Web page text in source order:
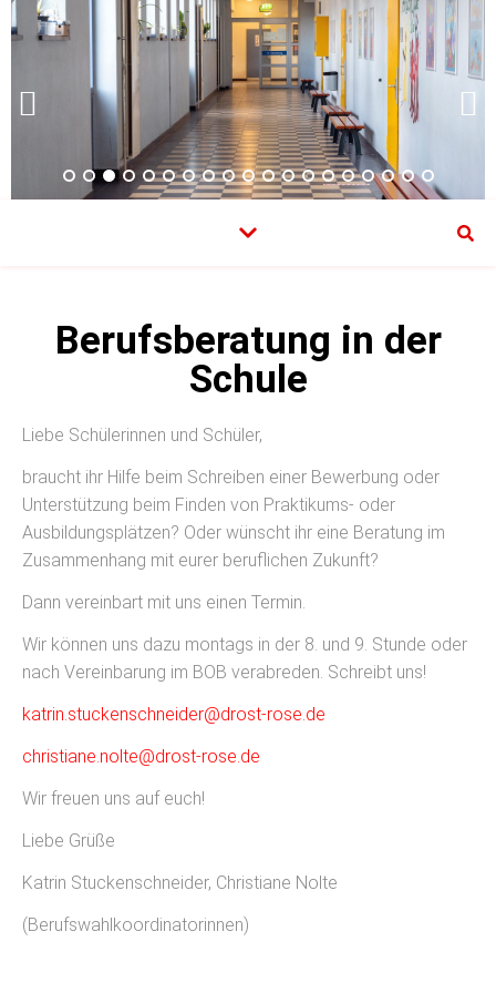
Berufsberatung in der
Schule
Liebe Schülerinnen und Schüler,
braucht ihr Hilfe beim Schreiben einer Bewerbung oder
Unterstützung beim Finden von Praktikums- oder
Ausbildungsplätzen? Oder wünscht ihr eine Beratung im
Zusammenhang mit eurer beruflichen Zukunft?
Dann vereinbart mit uns einen Termin.
Wir können uns dazu montags in der 8. und 9. Stunde oder
nach Vereinbarung im BOB verabreden. Schreibt uns!
katrin.stuckenschneider@drost-rose.de
christiane.nolte@drost-rose.de
Wir freuen uns auf euch!
Liebe Grüße
Katrin Stuckenschneider, Christiane Nolte
(Berufswahlkoordinatorinnen)